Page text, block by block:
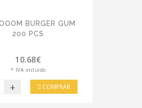
BURGER GUM
200 PCS
10.68€
* IVA incluído
+ COMPRAR